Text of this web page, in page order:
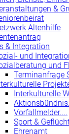
&
Altenhilfe
& Integration
und
und
Terminanfrage
Interkulturelle
Vorfallmelder....
Sport &
Ehrenamt